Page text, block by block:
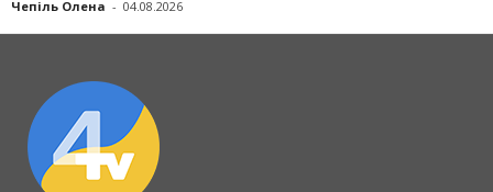
Чепіль Олена - 04.08.2026